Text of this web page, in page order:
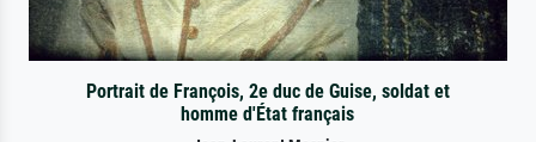
Portrait de François, 2e duc de Guise, soldat et
homme d'État français